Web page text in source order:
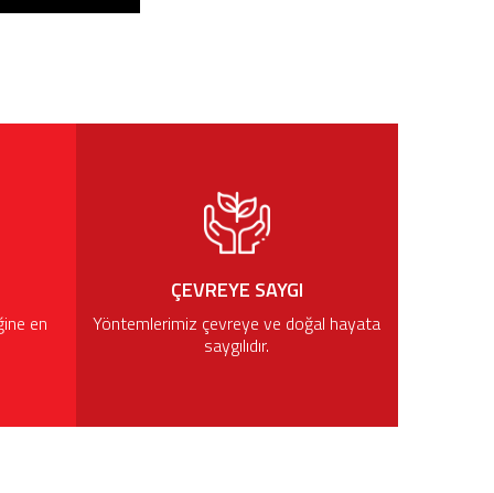
en
ÇEVREYE SAYGI
Yöntemlerimiz çevreye ve doğal hayata
saygılıdır.